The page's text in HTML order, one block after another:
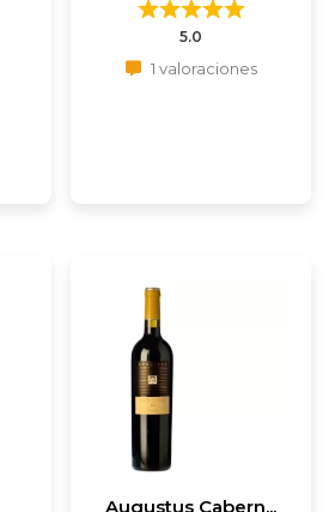
5.0
1 valoraciones
Augustus Cabern...